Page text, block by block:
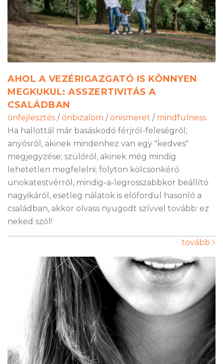
AHOL A VEZÉRIGAZGATÓ IS KÖNNYEN
MEGKUKUL: ASSZERTIVITÁS A
CSALÁDBAN
önfejlesztés / önbizalom / önismeret / mindfulness
Ha hallottál már basáskodó férjről-feleségről;
anyósról, akinek mindenhez van egy "kedves"
megjegyzése; szülőről, akinek még mindig
lehetetlen megfelelni; folyton kölcsönkérő
unokatestvérről, mindig-a-legrosszabbkor beállító
nagyikáról, esetleg nálatok is előfordul hasonló a
családban, akkor olvass nyugodt szívvel tovább: ez
neked szól!
tovább